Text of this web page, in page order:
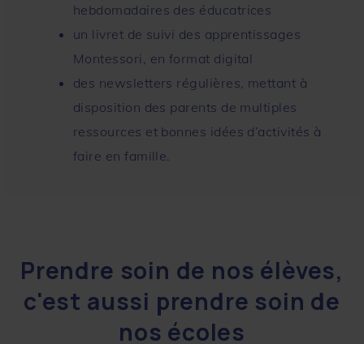
hebdomadaires des éducatrices
un livret de suivi des apprentissages
Montessori, en format digital
des newsletters régulières, mettant à
disposition des parents de multiples
ressources et bonnes idées d’activités à
faire en famille.
Prendre soin de nos élèves,
c'est aussi prendre soin de
nos écoles